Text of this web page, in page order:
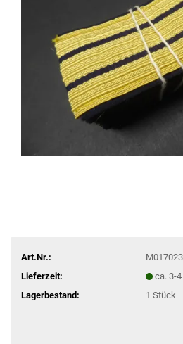
Art.Nr.:
M017023
Lieferzeit:
ca. 3-
Lagerbestand: 1 Stück